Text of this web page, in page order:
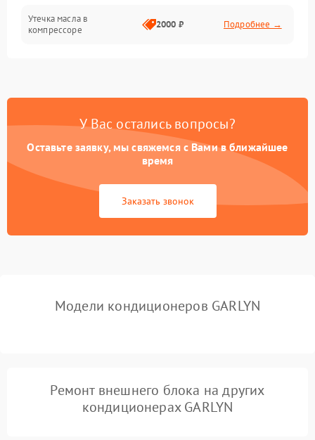
Утечка масла в
компрессоре
2000 ₽ Подробнее →
четырехходового клапана
Подробнее →
вентилятора
1500 ₽ Подробнее →
1000 ₽ Подробнее →
У Вас остались вопросы?
Оставьте заявку, мы свяжемся с Вами в ближайшее
время
Заказать звонок
Модели кондиционеров GARLYN
Ремонт внешнего блока на других
кондиционерах GARLYN